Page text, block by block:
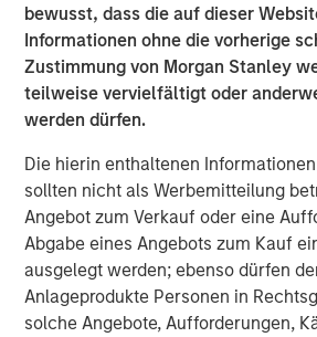
bewusst, dass die auf dieser
Informationen ohne die vorherige
Zustimmung von Morgan Stanley
teilweise vervielfältigt oder
werden dürfen.
Die hierin enthaltenen
sollten nicht als Werbemitteilung
Angebot zum Verkauf oder eine
Abgabe eines Angebots zum Kauf
ausgelegt werden; ebenso dürfen
Anlageprodukte Personen in
solche Angebote, Aufforderungen,
PDF herunterladen
Counterpoint Global
creativity, continued development
thinking.
Ähnliche Einblicke
CONSILIENT OBSERVER